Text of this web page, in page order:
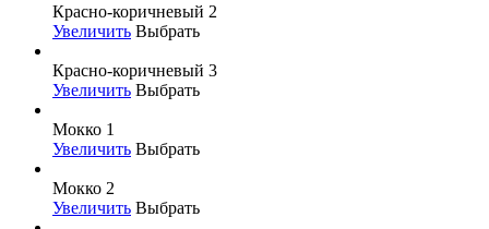
Красно-коричневый 2
Увеличить Выбрать
Красно-коричневый 3
Увеличить Выбрать
Мокко 1
Увеличить Выбрать
Мокко 2
Увеличить Выбрать